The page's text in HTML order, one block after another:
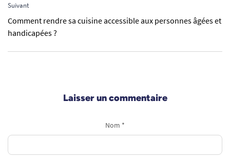
Suivant
Comment rendre sa cuisine accessible aux personnes âgées et
handicapées ?
Laisser un commentaire
Nom *